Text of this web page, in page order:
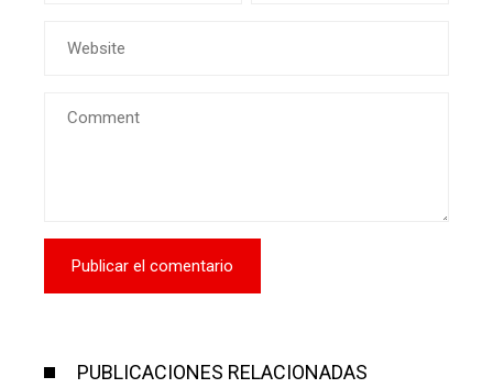
PUBLICACIONES RELACIONADAS